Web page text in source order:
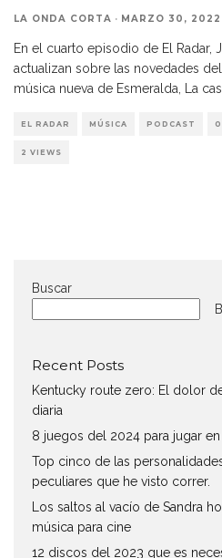
LA ONDA CORTA · MARZO 30, 2022
En el cuarto episodio de El Radar,
actualizan sobre las novedades
música nueva de Esmeralda, La
EL RADAR MÚSICA PODCAST
2 VIEWS
Buscar
Recent Posts
Kentucky route zero: El dolor
diaria
8 juegos del 2024 para jugar
Top cinco de las
peculiares que he visto correr.
Los saltos al vacío de Sandra
música para cine
12 discos del 2023 que es